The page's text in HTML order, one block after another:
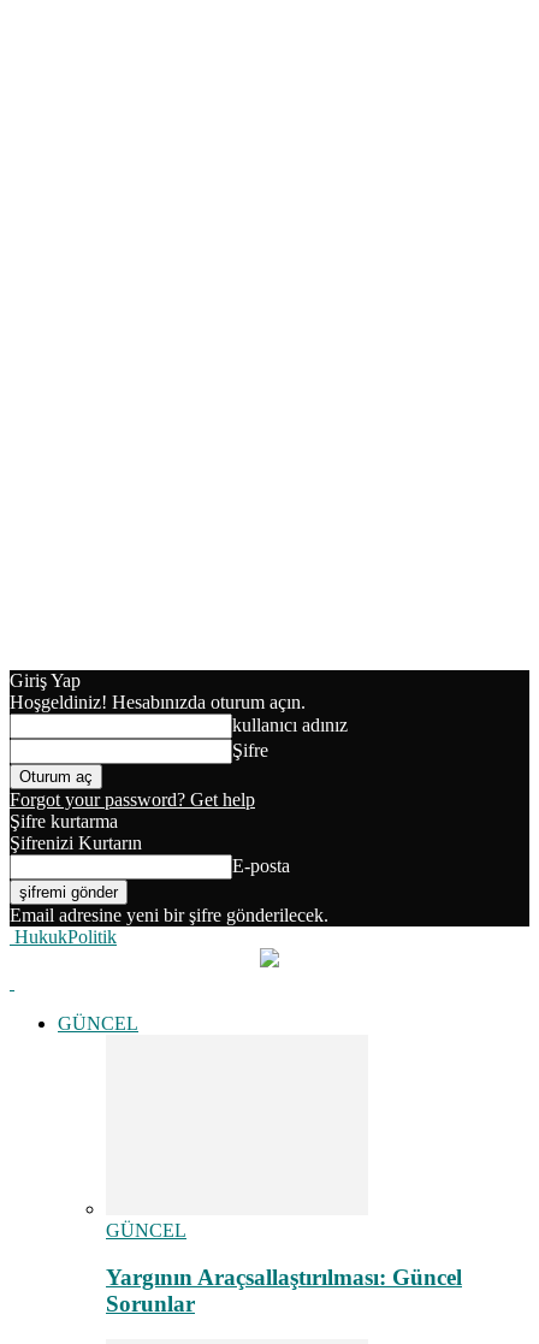
Giriş Yap
Hoşgeldiniz! Hesabınızda oturum açın.
kullanıcı adınız
Şifre
Forgot your password? Get help
Şifre kurtarma
Şifrenizi Kurtarın
E-posta
Email adresine yeni bir şifre gönderilecek.
HukukPolitik
GÜNCEL
GÜNCEL
Yargının Araçsallaştırılması: Güncel
Sorunlar